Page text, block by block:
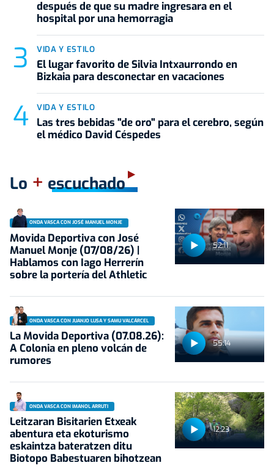
después de que su madre ingresara en el
hospital por una hemorragia
VIDA Y ESTILO
El lugar favorito de Silvia Intxaurrondo en
Bizkaia para desconectar en vacaciones
VIDA Y ESTILO
Las tres bebidas "de oro" para el cerebro, según
el médico David Céspedes
Lo + escuchado
52:11
ONDA VASCA CON JOSÉ MANUEL MONJE
Movida Deportiva con José
Manuel Monje (07/08/26) |
Hablamos con Iago Herrerín
sobre la portería del Athletic
55:14
ONDA VASCA CON JUANJO LUSA Y SAMU VALCÁRCEL
La Movida Deportiva (07.08.26):
A Colonia en pleno volcán de
rumores
12:23
ONDA VASCA CON IMANOL ARRUTI
Leitzaran Bisitarien Etxeak
abentura eta ekoturismo
eskaintza bateratzen ditu
Biotopo Babestuaren bihotzean